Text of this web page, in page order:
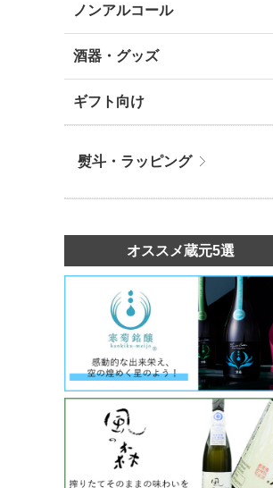
ノンアルコール
酒器・グッズ
ギフト向け
熨斗・ラッピング
オススメ蔵元5選